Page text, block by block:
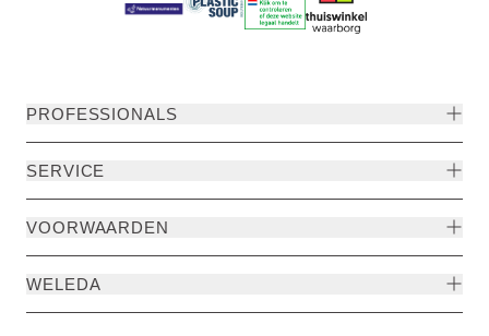
PROFESSIONALS
SERVICE
VOORWAARDEN
WELEDA